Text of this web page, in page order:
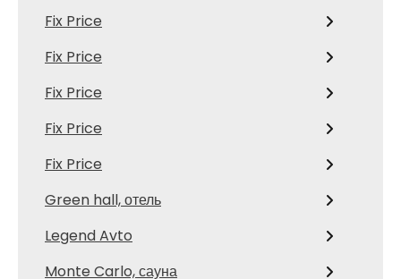
Fix Price
Fix Price
Fix Price
Fix Price
Fix Price
Green hall, отель
Legend Avto
Monte Carlo, сауна